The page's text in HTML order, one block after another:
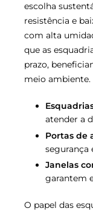
escolha
resistência e
com alta
que as
prazo,
meio ambiente.
atender a
Portas de
segurança
Janelas
garantem
O papel das